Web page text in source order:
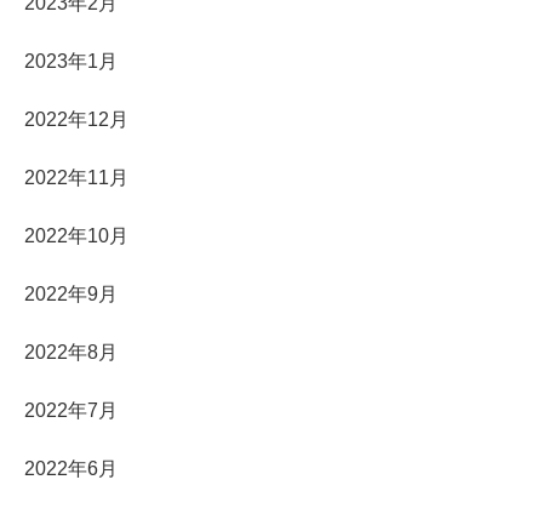
2023年1月
2022年12月
2022年11月
2022年10月
2022年9月
2022年8月
2022年7月
2022年6月